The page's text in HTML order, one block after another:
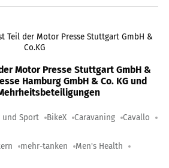
Teil der Motor Presse Stuttgart GmbH &
Co.KG
Motor Presse Stuttgart GmbH &
Hamburg GmbH & Co. KG und
Sport BikeX Caravaning Cavallo
mehr-tanken Men's Health